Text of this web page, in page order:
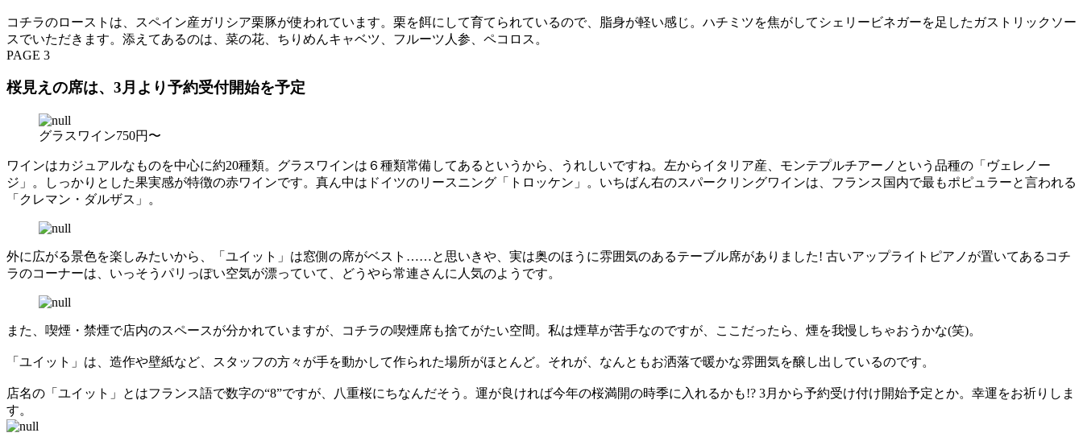
コチラのローストは、スペイン産ガリシア栗豚が使われています。栗を餌にして育てられているので、脂身が軽い感じ。ハチミツを焦がしてシェリービネガーを足したガストリックソー
スでいただきます。添えてあるのは、菜の花、ちりめんキャベツ、フルーツ人参、ペコロス。
PAGE 3
桜見えの席は、3月より予約受付開始を予定
グラスワイン750円〜
ワインはカジュアルなものを中心に約20種類。グラスワインは６種類常備してあるというから、うれしいですね。左からイタリア産、モンテプルチアーノという品種の「ヴェレノー
ジ」。しっかりとした果実感が特徴の赤ワインです。真ん中はドイツのリースニング「トロッケン」。いちばん右のスパークリングワインは、フランス国内で最もポピュラーと言われる
「クレマン・ダルザス」。
外に広がる景色を楽しみたいから、「ユイット」は窓側の席がベスト……と思いきや、実は奥のほうに雰囲気のあるテーブル席がありました! 古いアップライトピアノが置いてあるコチ
ラのコーナーは、いっそうパリっぽい空気が漂っていて、どうやら常連さんに人気のようです。
また、喫煙・禁煙で店内のスペースが分かれていますが、コチラの喫煙席も捨てがたい空間。私は煙草が苦手なのですが、ここだったら、煙を我慢しちゃおうかな(笑)。
「ユイット」は、造作や壁紙など、スタッフの方々が手を動かして作られた場所がほとんど。それが、なんともお洒落で暖かな雰囲気を醸し出しているのです。
店名の「ユイット」とはフランス語で数字の“8”ですが、八重桜にちなんだそう。運が良ければ今年の桜満開の時季に入れるかも!? 3月から予約受け付け開始予定とか。幸運をお祈りしま
す。